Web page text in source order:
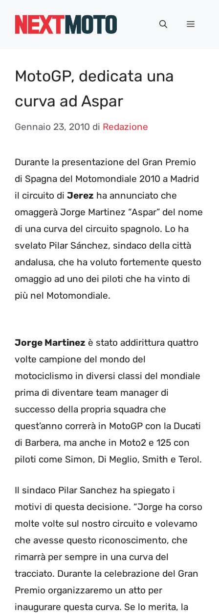
Menu
MotoGP, dedicata una
curva ad Aspar
Gennaio 23, 2010 di Redazione
Durante la presentazione del Gran Premio
di Spagna del Motomondiale 2010 a Madrid
il circuito di Jerez ha annunciato che
omaggerà Jorge Martinez “Aspar” del nome
di una curva del circuito spagnolo. Lo ha
svelato Pilar Sánchez, sindaco della città
andalusa, che ha voluto fortemente questo
omaggio ad uno dei piloti che ha vinto di
più nel Motomondiale.
Jorge Martinez è stato addirittura quattro
volte campione del mondo del
motociclismo in diversi classi del mondiale
prima di diventare team manager di
successo della propria squadra che
quest’anno correrà in MotoGP con la Ducati
di Barbera, ma anche in Moto2 e 125 con
piloti come Simon, Di Meglio, Smith e Terol.
Il sindaco Pilar Sanchez ha spiegato i
motivi di questa decisione. “Jorge ha corso
molte volte sul nostro circuito e volevamo
che avesse questo riconoscimento, che
rimarrà per sempre in una curva del
tracciato. Durante la celebrazione del Gran
Premio organizzaremo un atto per
inaugurare questa curva. Se lo merita, la